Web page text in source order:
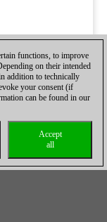
functions, to improve
on their intended
addition to technically
your consent (if
can be found in our
Accept
all